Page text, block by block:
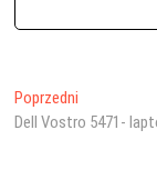
Nawigacja
wpisu
Poprzedni
wpis:
Dell Vostro 5471-